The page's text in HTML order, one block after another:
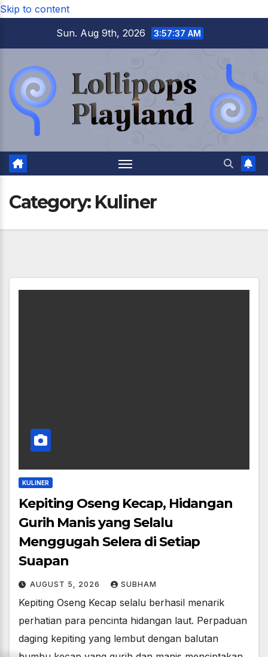
Skip to content
Sun. Aug 9th, 2026
3:57:39 AM
Category: Kuliner
KULINER
Kepiting Oseng Kecap, Hidangan
Gurih Manis yang Selalu
Menggugah Selera di Setiap
Suapan
AUGUST 5, 2026 SUBHAM
Kepiting Oseng Kecap selalu berhasil menarik
perhatian para pencinta hidangan laut. Perpaduan
daging kepiting yang lembut dengan balutan